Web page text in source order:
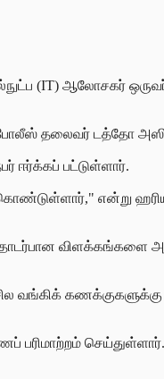
(IT) ஆலோசகர்
போலீஸ் தலைவர் டத்தோ
ஈர்க்கப் பட்டுள்ளார்.
என்று
விளக்கங்களை
வங்கிக்
பரிமாற்றம்